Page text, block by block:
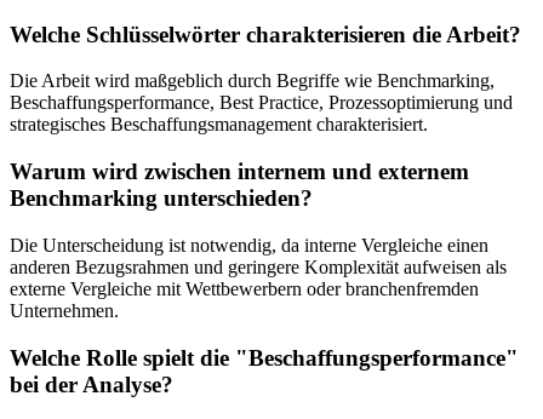
Welche Schlüsselwörter charakterisieren die Arbeit?
Die Arbeit wird maßgeblich durch Begriffe wie Benchmarking,
Beschaffungsperformance, Best Practice, Prozessoptimierung und
strategisches Beschaffungsmanagement charakterisiert.
Warum wird zwischen internem und externem
Benchmarking unterschieden?
Die Unterscheidung ist notwendig, da interne Vergleiche einen
anderen Bezugsrahmen und geringere Komplexität aufweisen als
externe Vergleiche mit Wettbewerbern oder branchenfremden
Unternehmen.
Welche Rolle spielt die "Beschaffungsperformance"
bei der Analyse?